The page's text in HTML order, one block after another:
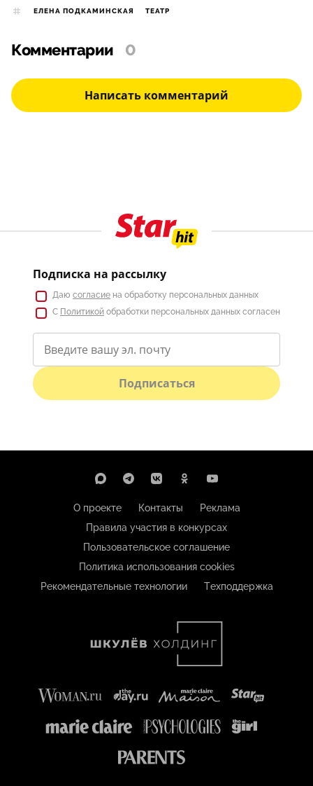
ЕЛЕНА ПОДКАМИНСКАЯ ТЕАТР
Комментарии 0
Написать комментарий
Подписка на рассылку
Даю согласие на обработку персональных данных
С Политикой обработки персональных данных согласен
Подписаться
О проекте Контакты
Реклама
Правила участия в конкурсах
Пользовательское соглашение
Политика использования cookies
Рекомендательные технологии
Техподдержка